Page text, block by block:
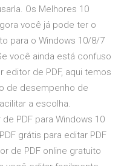
Os Melhores 10
você já pode ter o
para o Windows 10/8/7
você ainda está confuso
editor de PDF, aqui temos
de desempenho de
a escolha.
PDF para Windows 10
grátis para editar PDF
de PDF online gratuito